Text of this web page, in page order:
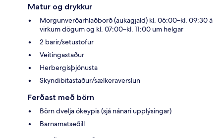
Matur og drykkur
Morgunverðarhlaðborð (aukagjald) kl. 06:00–kl. 09:30 á
virkum dögum og kl. 07:00–kl. 11:00 um helgar
2 barir/setustofur
Veitingastaður
Herbergisþjónusta
Skyndibitastaður/sælkeraverslun
Ferðast með börn
Börn dvelja ókeypis (sjá nánari upplýsingar)
Barnamatseðill